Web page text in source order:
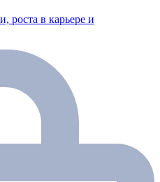
роста в карьере и